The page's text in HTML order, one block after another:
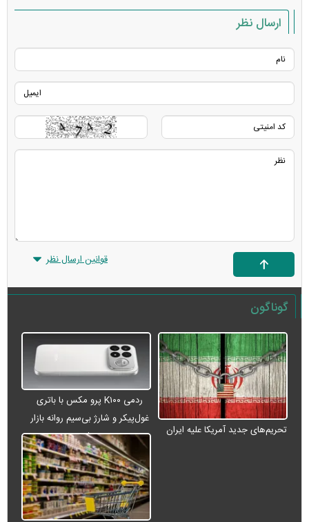
ارسال نظر
قوانین ارسال نظر
گوناگون
تحریم‌های جدید آمریکا علیه ایران
ردمی K۱۰۰ پرو مکس با باتری
غول‌پیکر و شارژ بی‌سیم روانه بازار
می‌شود